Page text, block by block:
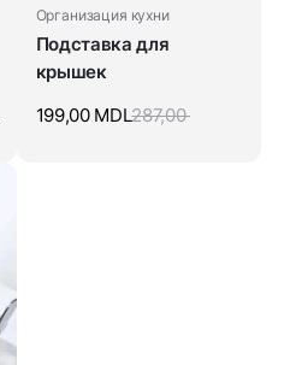
Организация кухни
Подставка для
крышек
287,00
199,00 MDL